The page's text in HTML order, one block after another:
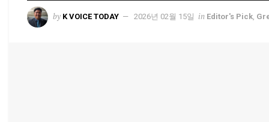
by K VOICE TODAY 2026년 02월 15일 in Editor's Pick